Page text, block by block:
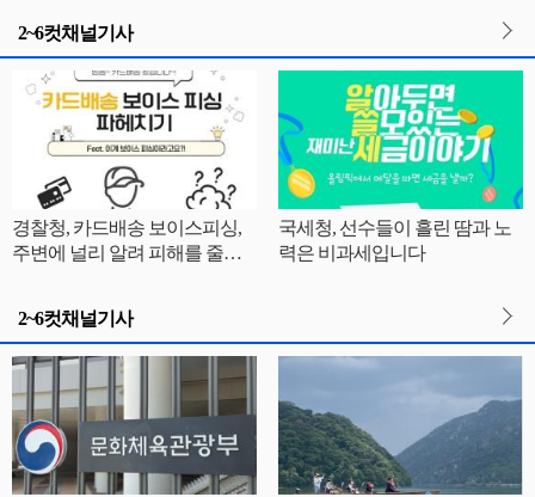
2~6컷채널기사
경찰청, 카드배송 보이스피싱,
주변에 널리 알려 피해를 줄여
국세청, 선수들이 흘린 땀과 노
력은 비과세입니다
2~6컷채널기사